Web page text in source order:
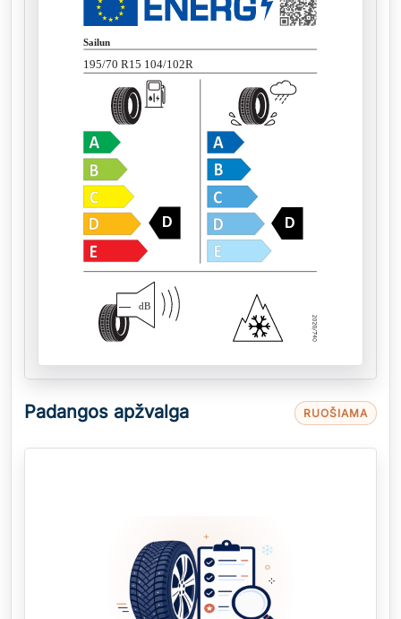
Sailun
195/70 R15 104/102R
D D
— dB
Padangos apžvalga RUOŠIAMA